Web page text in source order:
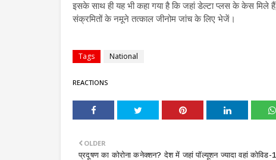
इसके साथ ही यह भी कहा गया है कि जहां डेल्टा प्लस के केस मिले
संक्रमितों के नमूने तत्काल जीनोम जांच के लिए भेजें।
Tags National
REACTIONS
OLDER
प्रदूषण का कोरोना कनेक्शन? देश में जहां पॉल्यूशन ज्यादा वहां कोविड-